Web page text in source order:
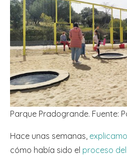
Parque Pradogrande. Fuente:
Hace unas semanas,
cómo había sido el proceso